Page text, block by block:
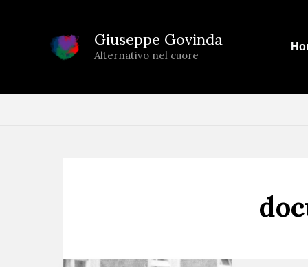
contenuto
Giuseppe Govinda
Alternativo nel cuore